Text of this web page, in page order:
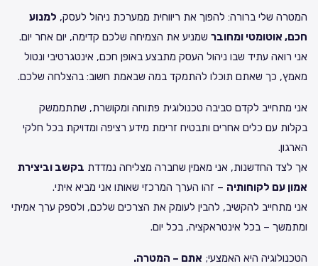
המטרה שלי ברורה: להפוך את ריווחית ממערכת ניהול לעסק, למנוע
חכם, אוטומטי ומחובר שמניע את הצמיחה שלכם קדימה, יום אחר יום.
אני רואה עתיד שבו ניהול העסק מתבצע באופן חכם, אינטגרטיבי ונטול
מאמץ, כך שאתם תוכלו להתמקד במה שבאמת חשוב: בהצלחה שלכם.
אני מתחייב לקדם סביבה טכנולוגית פתוחה ומקושרת, שתתממשק
בקלות עם כלים אחרים ותבטיח זרימת מידע רציפה ומדויקת בכל חלקי
הארגון.
אך לצד החדשנות, אני מאמין שחברה מצליחה נמדדת בקשב וביצירת
אמון עם לקוחותיה – זהו הערך המרכזי שאותו אני מביא איתי.
אני מתחייב להקשיב, להבין לעומק את הצרכים שלכם, ולספק ערך אמיתי
ומתמשך – בכל אינטראקציה, בכל יום.
הטכנולוגיה היא האמצעי; אתם – המטרה.